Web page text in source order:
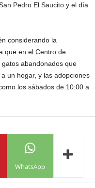
Pedro El Saucito y el día
considerando la
que en el Centro de
abandonados que
un hogar, y las adopciones
los sábados de 10:00 a
WhatsApp